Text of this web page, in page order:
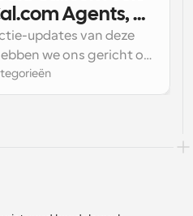
autonome AI-
productiesystemen
te negeren:
niet alleen kwetsbaar,
Agents,
en SMTP-
updates van deze
we ons gericht op
om je ervaring te